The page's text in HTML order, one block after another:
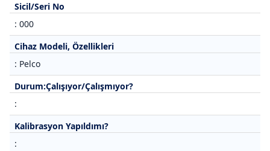
Sicil/Seri No
: 000
Cihaz Modeli, Özellikleri
: Pelco
Durum:Çalışıyor/Çalışmıyor?
:
Kalibrasyon Yapıldımı?
: